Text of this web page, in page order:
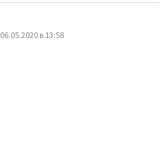
06.05.2020 в 13:58